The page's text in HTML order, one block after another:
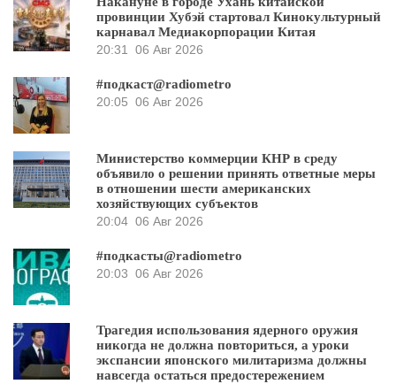
провинции Хубэй стартовал Кинокультурный
карнавал Медиакорпорации Китая
20:31
06 Авг 2026
#подкаст@radiometro
20:05 06 Авг 2026
Министерство коммерции КНР в среду
объявило о решении принять ответные меры
в отношении шести американских
хозяйствующих субъектов
20:04 06 Авг 2026
#подкасты@radiometro
20:03 06 Авг 2026
Трагедия использования ядерного оружия
никогда не должна повториться, а уроки
экспансии японского милитаризма должны
навсегда остаться предостережением